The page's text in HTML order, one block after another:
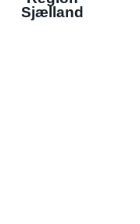
Sjælland